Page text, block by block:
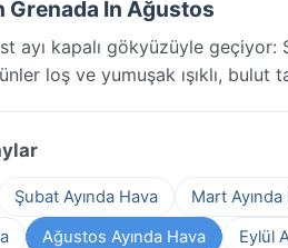
Grenada In Ağustos
ayı kapalı gökyüzüyle
loş ve yumuşak ışıklı, bulut
Şubat Ayında Hava Mart Ayında
Ağustos Ayında Hava Eylül